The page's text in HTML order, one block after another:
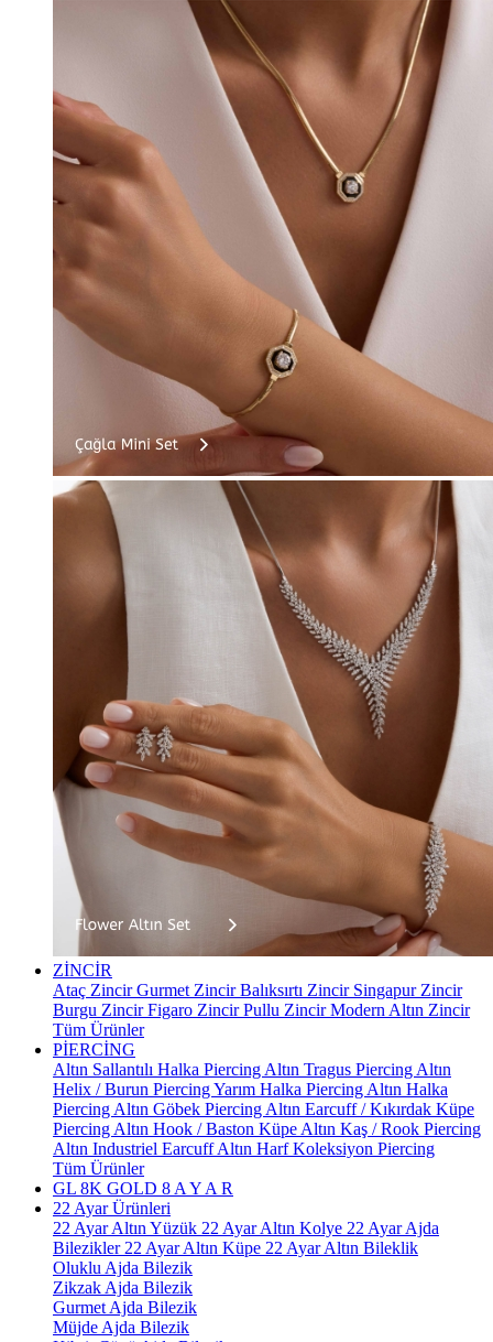
ZİNCİR
Ataç ZincirGurmet ZincirBalıksırtı Zincir Singapur Zincir
Burgu ZincirFigaro ZincirPullu ZincirModern Altın Zincir
Tüm Ürünler
PİERCİNG
Altın Sallantılı Halka Piercing Altın Tragus Piercing Altın
Helix / Burun PiercingYarım Halka Piercing Altın Halka
Piercing Altın Göbek Piercing Altın Earcuff / Kıkırdak Küpe
Piercing Altın Hook / Baston Küpe Altın Kaş / Rook Piercing
Altın Industriel EarcuffAltın Harf Koleksiyon Piercing
Tüm Ürünler
GL 8K GOLD 8 A Y A R
22 Ayar Ürünleri
22 Ayar Altın Yüzük 22 Ayar Altın Kolye 22 Ayar Ajda
Bilezikler 22 Ayar Altın Küpe 22 Ayar Altın Bileklik
Oluklu Ajda Bilezik
Zikzak Ajda Bilezik
Gurmet Ajda Bilezik
Müjde Ajda Bilezik